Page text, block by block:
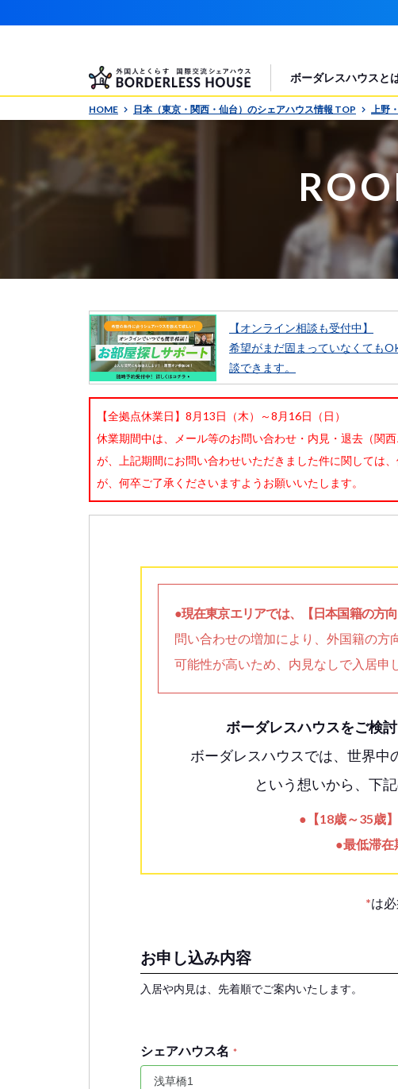
ボーダレスハウスと
HOME 日本（東京・関西・仙台）のシェアハウス情報 TOP 上野
【オンライン相談も受付中】
希望がまだ固まっていなくても
談できます。
【全拠点休業日】8月13日（木）～8月16日（日）
休業期間中は、メール等のお問い合わせ・内見・退去（関
が、上記期間にお問い合わせいただきました件に関しては
が、何卒ご了承くださいますようお願いいたします。
●現在東京エリアでは、【日本国籍の方
問い合わせの増加により、外国籍の方
可能性が高いため、内見なしで入居申
ボーダレスハウスをご検
ボーダレスハウスでは、世界中
という想いから、下
●【18歳～35歳
●最低滞在
*は必
お申し込み内容
入居や内見は、先着順でご案内いたします。
シェアハウス名 *